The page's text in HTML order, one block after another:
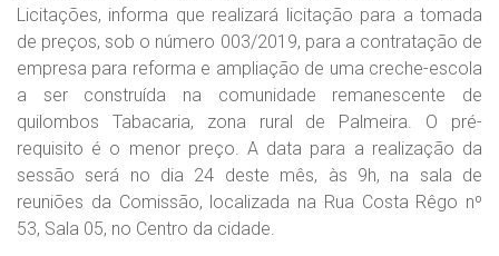
Licitações, informa que realizará licitação para a tomada
de preços, sob o número 003/2019, para a contratação de
empresa para reforma e ampliação de uma creche-escola
a ser construída na comunidade remanescente de
quilombos Tabacaria, zona rural de Palmeira. O pré-
requisito é o menor preço. A data para a realização da
sessão será no dia 24 deste mês, às 9h, na sala de
reuniões da Comissão, localizada na Rua Costa Rêgo nº
53, Sala 05, no Centro da cidade.